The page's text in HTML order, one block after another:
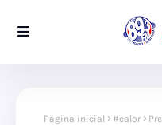
Página inicial #calor